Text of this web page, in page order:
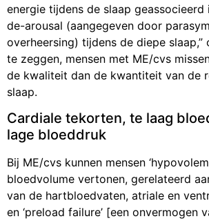
energie tijdens de slaap
de-arousal (aangegeven door
overheersing) tijdens de diepe slaap,”
te zeggen, mensen met ME/cvs
de kwaliteit dan de kwantiteit van de
slaap.
Cardiale tekorten, te laag
lage bloeddruk
Bij ME/cvs kunnen mensen
bloedvolume vertonen, gerelateerd
van de hartbloedvaten, atriale en
en ‘preload failure’ [een onvermogen